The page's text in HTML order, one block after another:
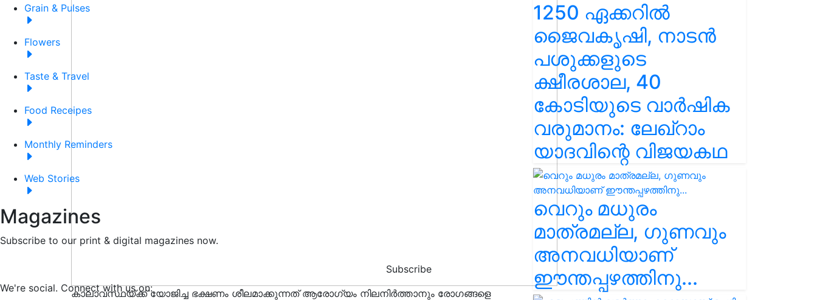
Grain & Pulses
Flowers
Taste & Travel
Food Receipes
Monthly Reminders
Web Stories
Magazines
Subscribe to our print & digital magazines now.
Subscribe
We're social. Connect with us on:
കാലാവസ്ഥയ്ക്ക് യോജിച്ച ഭക്ഷണം ശീലമാക്കുന്നത് ആരോഗ്യം നിലനിര്‍ത്താനും രോഗങ്ങളെ
1250 ഏക്കറിൽ
ജൈവകൃഷി, നാടൻ
പശുക്കളുടെ
ക്ഷീരശാല, 40
കോടിയുടെ വാർഷിക
വരുമാനം: ലേഖ്‌റാം
യാദവിന്റെ വിജയകഥ
വെറും മധുരം
മാത്രമല്ല, ഗുണവും
അനവധിയാണ്
ഈന്തപ്പഴത്തിനു...